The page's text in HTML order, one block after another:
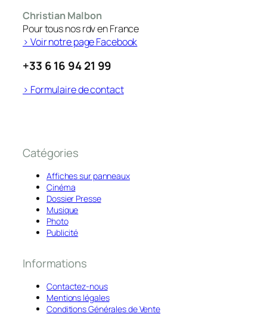
Christian Malbon
Pour tous nos rdv en France
> Voir notre page Facebook
+33 6 16 94 21 99
> Formulaire de contact
Catégories
Affiches sur panneaux
Cinéma
Dossier Presse
Musique
Photo
Publicité
Informations
Contactez-nous
Mentions légales
Conditions Générales de Vente